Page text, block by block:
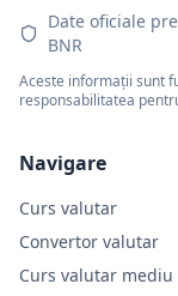
Date oficiale
BNR
Aceste informații sunt
responsabilitatea
Navigare
Curs valutar
Convertor valutar
Curs valutar mediu